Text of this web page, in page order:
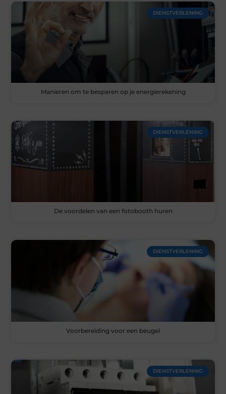
DIENSTVERLENING
Manieren om te besparen op je energierekening
DIENSTVERLENING
De voordelen van een fotobooth huren
DIENSTVERLENING
Voorbereiding voor een beugel
DIENSTVERLENING